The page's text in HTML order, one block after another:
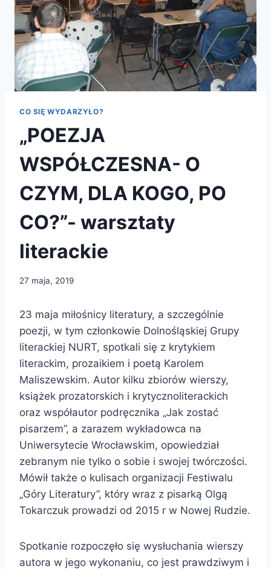
CO SIĘ WYDARZYŁO?
„POEZJA
WSPÓŁCZESNA- O
CZYM, DLA KOGO, PO
CO?”- warsztaty
literackie
27 maja, 2019
23 maja miłośnicy literatury, a szczególnie
poezji, w tym członkowie Dolnośląskiej Grupy
literackiej NURT, spotkali się z krytykiem
literackim, prozaikiem i poetą Karolem
Maliszewskim. Autor kilku zbiorów wierszy,
książek prozatorskich i krytycznoliterackich
oraz współautor podręcznika „Jak zostać
pisarzem”, a zarazem wykładowca na
Uniwersytecie Wrocławskim, opowiedział
zebranym nie tylko o sobie i swojej twórczości.
Mówił także o kulisach organizacji Festiwalu
„Góry Literatury”, który wraz z pisarką Olgą
Tokarczuk prowadzi od 2015 r w Nowej Rudzie.
Spotkanie rozpoczęło się wysłuchania wierszy
autora w jego wykonaniu, co jest prawdziwym i